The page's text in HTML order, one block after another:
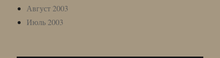
Август 2003
Июль 2003